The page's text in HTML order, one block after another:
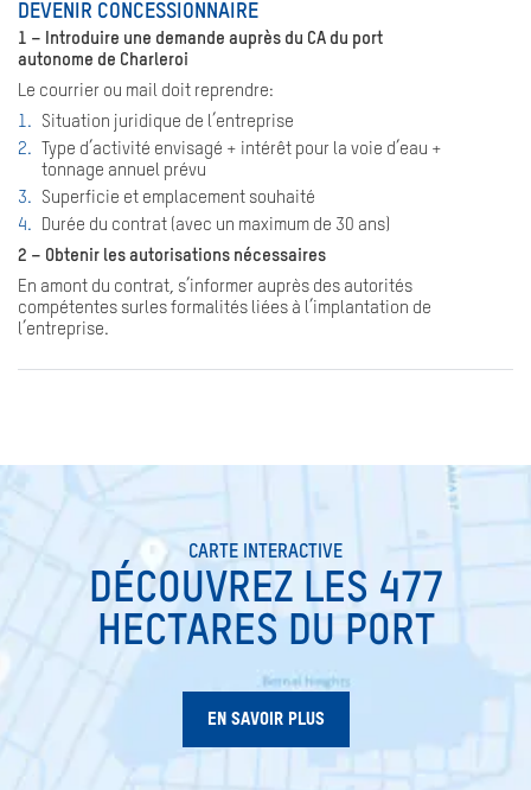
DEVENIR CONCESSIONNAIRE
1 – Introduire une demande auprès du CA du port
autonome de Charleroi
Le courrier ou mail doit reprendre:
Situation juridique de l’entreprise
Type d’activité envisagé + intérêt pour la voie d’eau +
tonnage annuel prévu
Superficie et emplacement souhaité
Durée du contrat (avec un maximum de 30 ans)
2 – Obtenir les autorisations nécessaires
En amont du contrat, s’informer auprès des autorités
compétentes surles formalités liées à l’implantation de
l’entreprise.
CARTE INTERACTIVE
DÉCOUVREZ LES 477
HECTARES DU PORT
EN SAVOIR PLUS